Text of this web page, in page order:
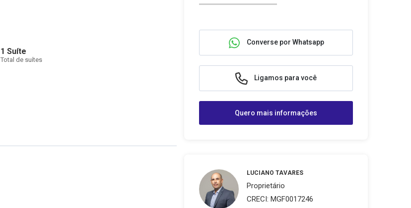
1 Suíte
Total de suítes
Converse por Whatsapp
Ligamos para você
Quero mais informações
LUCIANO TAVARES
Proprietário
CRECI: MGF0017246